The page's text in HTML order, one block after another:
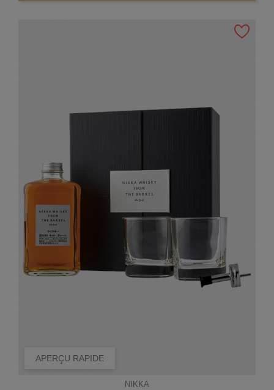
APERÇU RAPIDE
NIKKA